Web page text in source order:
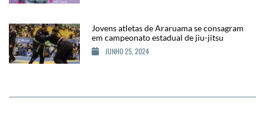
Jovens atletas de Araruama se consagram
em campeonato estadual de jiu-jitsu
JUNHO 25, 2024